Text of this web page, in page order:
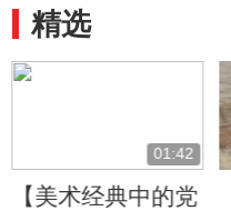
精选
01:42
【美术经典中的党